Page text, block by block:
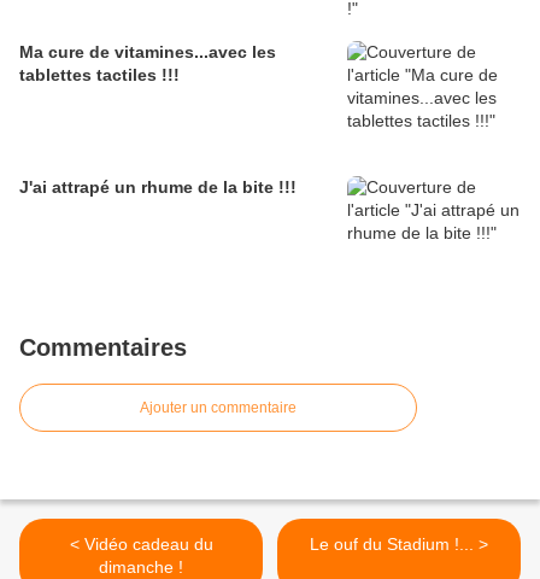
Ma cure de vitamines...avec les
tablettes tactiles !!!
J'ai attrapé un rhume de la bite !!!
Commentaires
Ajouter un commentaire
< Vidéo cadeau du
dimanche !
Le ouf du Stadium !... >